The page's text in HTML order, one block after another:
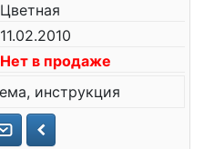
Цветная
11.02.2010
Нет в продаже
инструкция